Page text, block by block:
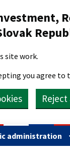
site work.
you agree to
administration